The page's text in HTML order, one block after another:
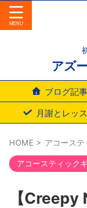
アズ
ブログ記
月謝とレッ
HOME > アコース
アコースティック
【